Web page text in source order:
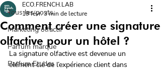
Tous les posts
Marketing olfactif
Parfum marque
Parfum Etudes
Comment créer une signature
olfactive pour un hôtel ?
ECO.FRENCH.LAB
19 févr.3 min de lecture
La signature olfactive est devenue un
élément clé de l’expérience client dans